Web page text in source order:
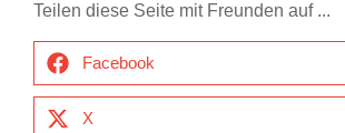
Teilen diese Seite mit Freunden auf ...
Facebook
X